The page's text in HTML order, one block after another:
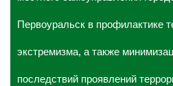
Первоуральск в профилактике
экстремизма, а также
последствий проявлений